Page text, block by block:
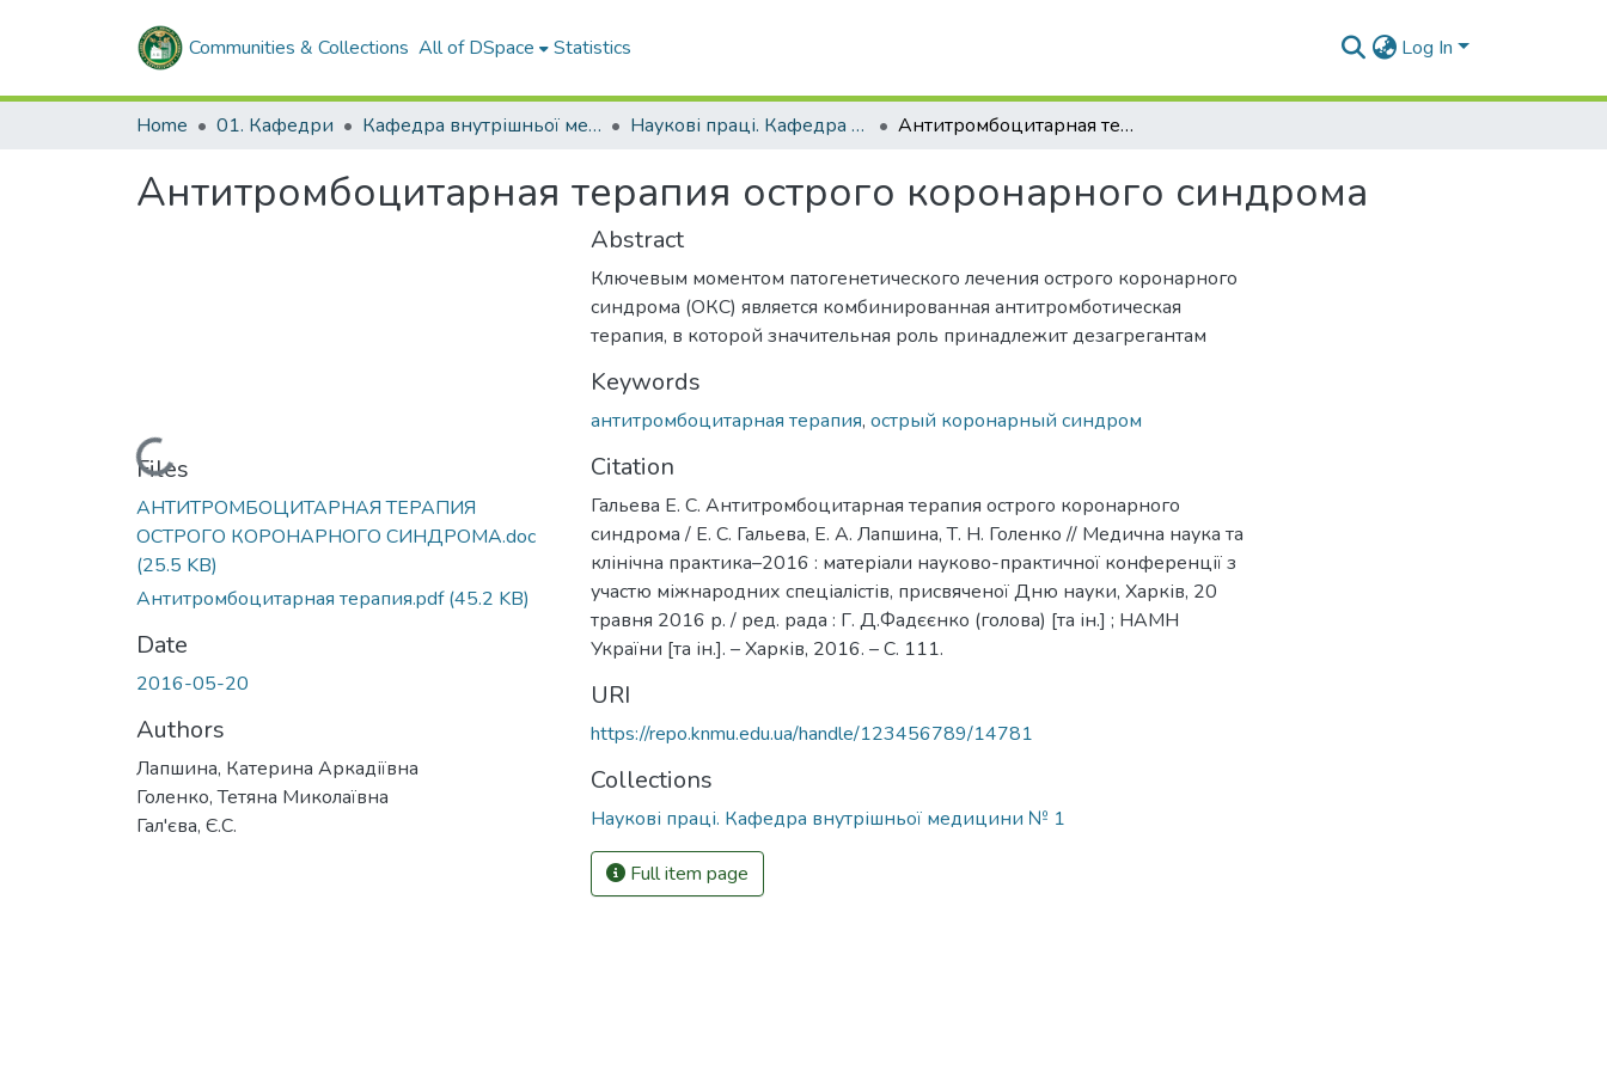
Communities & Collections All of DSpace Statistics Log In
Home 01. Кафедри Кафедра внутрішньої медицини № 1 Наукові праці. Кафедра внутрішньої медицини № 1 Антитромбоцитарная терапия острого коронарного синдрома
Антитромбоцитарная терапия острого коронарного синдрома
Loading...
Files
АНТИТРОМБОЦИТАРНАЯ ТЕРАПИЯ
ОСТРОГО КОРОНАРНОГО СИНДРОМА.doc
(25.5 KB)
Антитромбоцитарная терапия.pdf(45.2 KB)
Date
2016-05-20
Authors
Лапшина, Катерина Аркадіївна
Голенко, Тетяна Миколаївна
Гал'єва, Є.С.
Abstract
Ключевым моментом патогенетического лечения острого коронарного
синдрома (ОКС) является комбинированная антитромботическая
терапия, в которой значительная роль принадлежит дезагрегантам
Keywords
антитромбоцитарная терапия, острый коронарный синдром
Citation
Гальева Е. С. Антитромбоцитарная терапия острого коронарного
синдрома / Е. С. Гальева, Е. А. Лапшина, Т. Н. Голенко // Медична наука та
клінічна практика–2016 : матеріали науково-практичної конференції з
участю міжнародних спеціалістів, присвяченої Дню науки, Харків, 20
травня 2016 р. / ред. рада : Г. Д.Фадєєнко (голова) [та ін.] ; НАМН
України [та ін.]. – Харків, 2016. – С. 111.
URI
https://repo.knmu.edu.ua/handle/123456789/14781
Collections
Наукові праці. Кафедра внутрішньої медицини № 1
Full item page